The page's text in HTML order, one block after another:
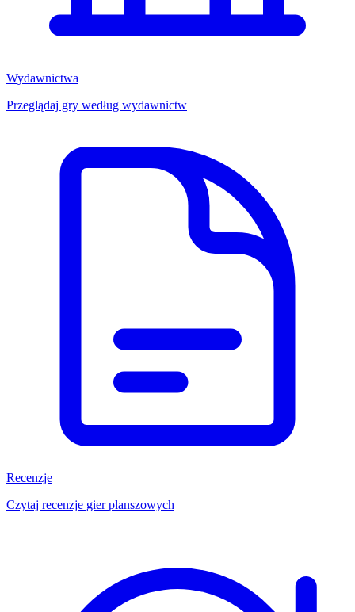
Wydawnictwa
Przeglądaj gry według wydawnictw
Recenzje
Czytaj recenzje gier planszowych